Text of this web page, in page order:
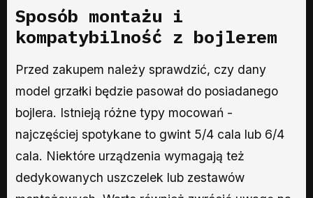
Sposób montażu i
kompatybilność z bojlerem
Przed zakupem należy sprawdzić, czy dany
model grzałki będzie pasował do posiadanego
bojlera. Istnieją różne typy mocowań -
najczęściej spotykane to gwint 5/4 cala lub 6/4
cala. Niektóre urządzenia wymagają też
dedykowanych uszczelek lub zestawów